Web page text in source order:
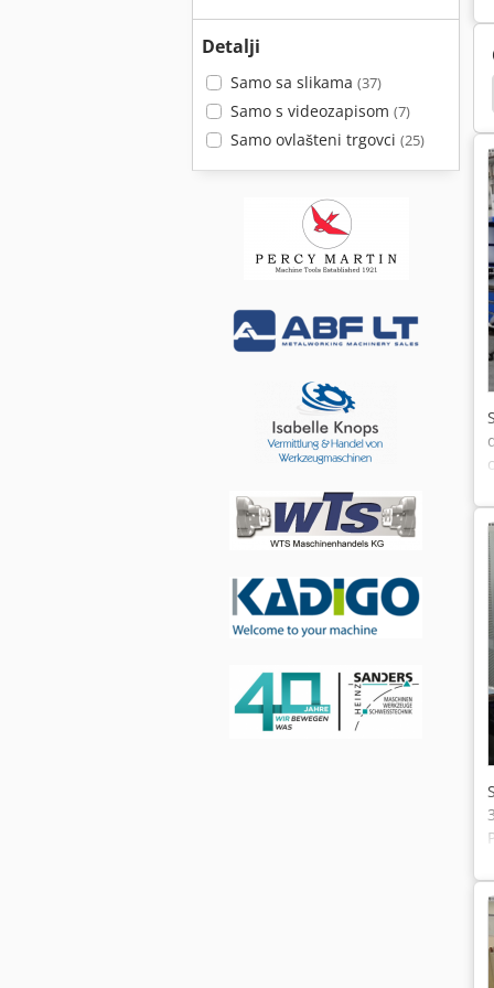
Detalji
Samo sa slikama (37)
Samo s videozapisom (7)
Samo ovlašteni trgovci (25)
Weiler Praktikus Weiler Vdf Dus 560